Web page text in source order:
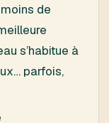
de
s’habitue à
parfois,